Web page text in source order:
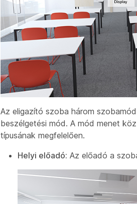
Az eligazító szoba három
beszélgetési mód. A mód menet
típusának megfelelően.
Helyi előadó: Az előadó a